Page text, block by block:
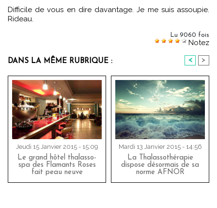
Difficile de vous en dire davantage. Je me suis assoupie.
Rideau.
Lu 9060 fois
Notez
DANS LA MÊME RUBRIQUE : < >
Jeudi 15 Janvier 2015 - 15:09
Le grand hôtel thalasso-
spa des Flamants Roses
fait peau neuve
Mardi 13 Janvier 2015 - 14:56
La Thalassothérapie
dispose désormais de sa
norme AFNOR